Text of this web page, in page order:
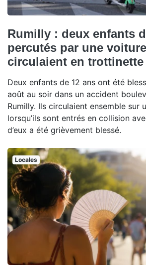
Rumilly : deux enfants
percutés par une
circulaient en trottinette
Deux enfants de 12 ans ont été
août au soir dans un accident
Rumilly. Ils circulaient ensemble sur
lorsqu’ils sont entrés en collision
d’eux a été grièvement blessé.
Locales